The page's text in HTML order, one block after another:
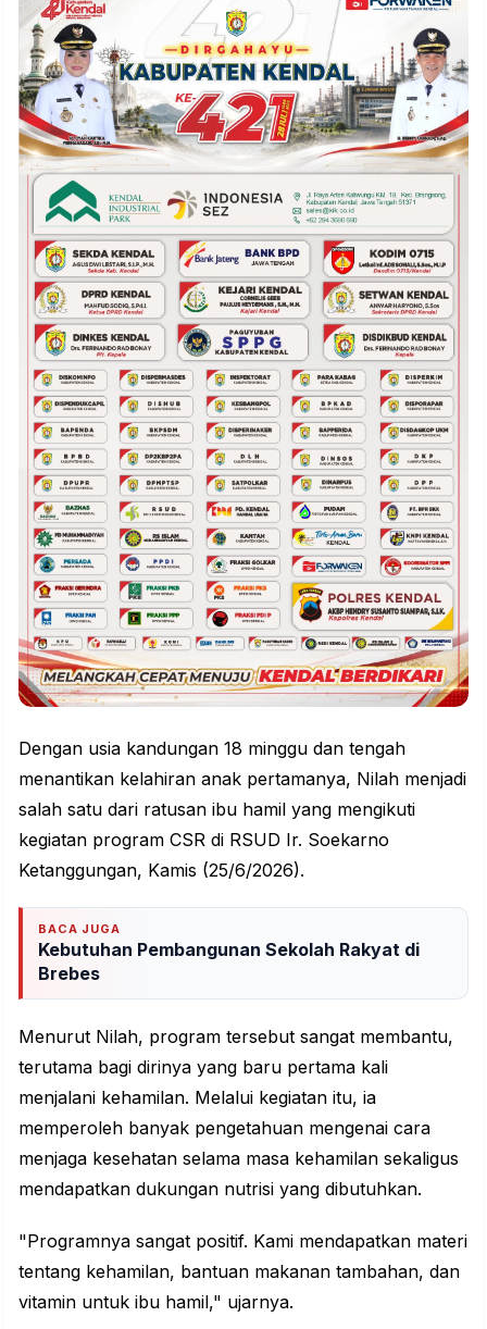
Dengan usia kandungan 18 minggu dan tengah
menantikan kelahiran anak pertamanya, Nilah menjadi
salah satu dari ratusan ibu hamil yang mengikuti
kegiatan program CSR di RSUD Ir. Soekarno
Ketanggungan, Kamis (25/6/2026).
BACA JUGA
Kebutuhan Pembangunan Sekolah Rakyat di
Brebes
Menurut Nilah, program tersebut sangat membantu,
terutama bagi dirinya yang baru pertama kali
menjalani kehamilan. Melalui kegiatan itu, ia
memperoleh banyak pengetahuan mengenai cara
menjaga kesehatan selama masa kehamilan sekaligus
mendapatkan dukungan nutrisi yang dibutuhkan.
"Programnya sangat positif. Kami mendapatkan materi
tentang kehamilan, bantuan makanan tambahan, dan
vitamin untuk ibu hamil," ujarnya.